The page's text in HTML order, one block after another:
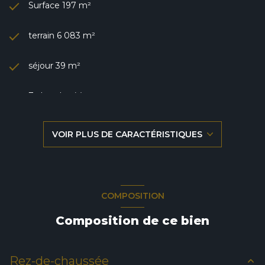
Surface 197 m²
terrain 6 083 m²
séjour 39 m²
7 chambre(s)
Chauffage central : radiateur (granules)
1 garage(s)
VOIR PLUS DE CARACTÉRISTIQUES
COMPOSITION
Composition de ce bien
Rez-de-chaussée